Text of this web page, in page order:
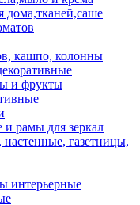
дома,тканей,саше
кашпо, колонны
и фрукты
и рамы для зеркал
газетницы,
интерьерные